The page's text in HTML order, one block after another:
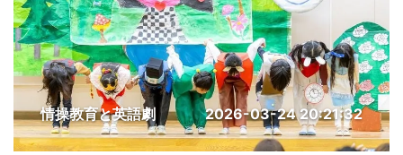
情操教育と英語劇 2026-03-24 20:21:32